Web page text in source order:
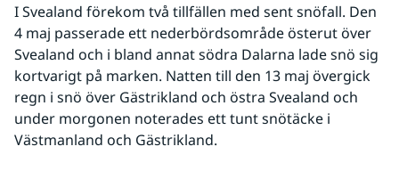
I Svealand förekom två tillfällen med sent snöfall. Den
4 maj passerade ett nederbördsområde österut över
Svealand och i bland annat södra Dalarna lade snö sig
kortvarigt på marken. Natten till den 13 maj övergick
regn i snö över Gästrikland och östra Svealand och
under morgonen noterades ett tunt snötäcke i
Västmanland och Gästrikland.